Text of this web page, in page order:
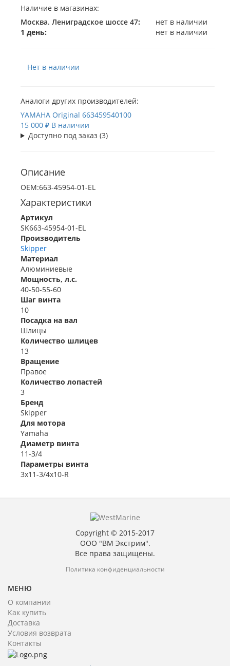
Наличие в магазинах:
Москва. Лениградское шоссе 47:
нет в наличии
1 день:
нет в наличии
Нет в наличии
Аналоги других производителей:
YAMAHA Original 663459540100
15 000 ₽ В наличии
Доступно под заказ (3)
Описание
ОЕМ:663-45954-01-EL
Характеристики
Артикул
SK663-45954-01-EL
Производитель
Skipper
Материал
Алюминиевые
Мощность, л.с.
40-50-55-60
Шаг винта
10
Посадка на вал
Шлицы
Количество шлицев
13
Вращение
Правое
Количество лопастей
3
Бренд
Skipper
Для мотора
Yamaha
Диаметр винта
11-3/4
Параметры винта
3x11-3/4x10-R
Copyright © 2015-2017
ООО "ВМ Экстрим".
Все права защищены.
Политика конфиденциальности
МЕНЮ
О компании
Как купить
Доставка
Условия возврата
Контакты